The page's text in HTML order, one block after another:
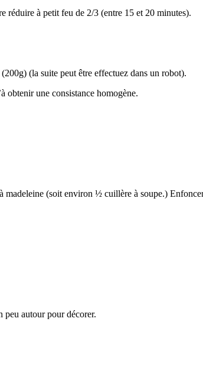
réduire à petit feu de 2/3 (entre 15 et 20 minutes).
(la suite peut être effectuez dans un robot).
obtenir une consistance homogène.
(soit environ ½ cuillère à soupe.)
peu autour pour décorer.